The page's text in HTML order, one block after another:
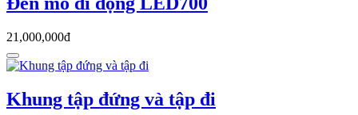
21,000,000đ
Khung tập đứng và tập đi